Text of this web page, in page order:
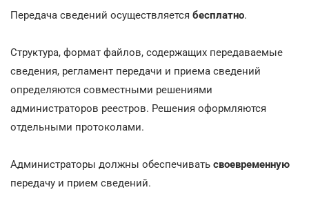
Передача сведений осуществляется бесплатно.
Структура, формат файлов, содержащих передаваемые
сведения, регламент передачи и приема сведений
определяются совместными решениями
администраторов реестров. Решения оформляются
отдельными протоколами.
Администраторы должны обеспечивать своевременную
передачу и прием сведений.